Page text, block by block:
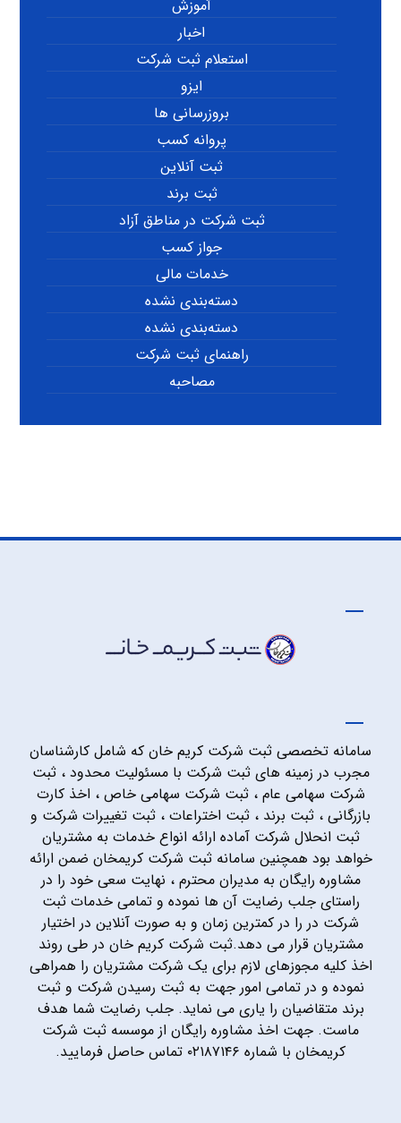
آموزش
اخبار
استعلام ثبت شرکت
ایزو
بروزرسانی ها
پروانه کسب
ثبت آنلاین
ثبت برند
ثبت شرکت در مناطق آزاد
جواز کسب
خدمات مالی
دسته‌بندی نشده
دسته‌بندی نشده
راهنمای ثبت شرکت
مصاحبه
سامانه تخصصی ثبت شرکت کریم خان که شامل کارشناسان
مجرب در زمینه های ثبت شرکت با مسئولیت محدود ، ثبت
شرکت سهامی عام ، ثبت شرکت سهامی خاص ، اخذ کارت
بازرگانی ، ثبت برند ، ثبت اختراعات ، ثبت تغییرات شرکت و
ثبت انحلال شرکت آماده ارائه انواع خدمات به مشتریان
خواهد بود همچنین سامانه ثبت شرکت کریمخان ضمن ارائه
مشاوره رایگان به مدیران محترم ، نهایت سعی خود را در
راستای جلب رضایت آن ها نموده و تمامی خدمات ثبت
شرکت در را در کمترین زمان و به صورت آنلاین در اختیار
مشتریان قرار می دهد.ثبت شرکت کریم خان در طی روند
اخذ کلیه مجوزهای لازم برای یک شرکت مشتریان را همراهی
نموده و در تمامی امور جهت به ثبت رسیدن شرکت و ثبت
برند متقاضیان را یاری می نماید. جلب رضایت شما هدف
ماست. جهت اخذ مشاوره رایگان از موسسه ثبت شرکت
کریمخان با شماره ۰۲۱۸۷۱۴۶ تماس حاصل فرمایید.